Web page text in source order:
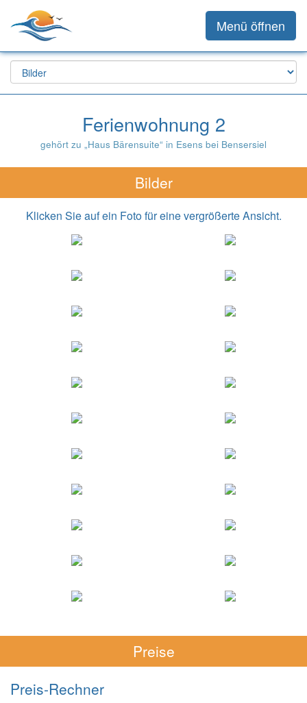
Menü öffnen
Ferienwohnung 2
gehört zu „Haus Bärensuite“ in Esens bei Bensersiel
Bilder
Klicken Sie auf ein Foto für eine vergrößerte Ansicht.
Preise
Preis-Rechner